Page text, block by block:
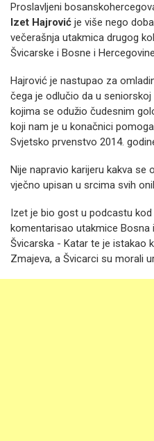
Proslavljeni
Izet Hajrović je više nego
večerašnja utakmica drugog
Švicarske i Bosne i
Hajrović je nastupao za
čega je odlučio da u
kojima se odužio čudesnim
koji nam je u konačnici
Svjetsko prvenstvo 2014.
Nije napravio karijeru kakva se
vječno upisan u srcima svih
Izet je bio gost u podcastu kod
komentarisao utakmice Bosna
Švicarska - Katar te je istakao
Zmajeva, a Švicarci su morali